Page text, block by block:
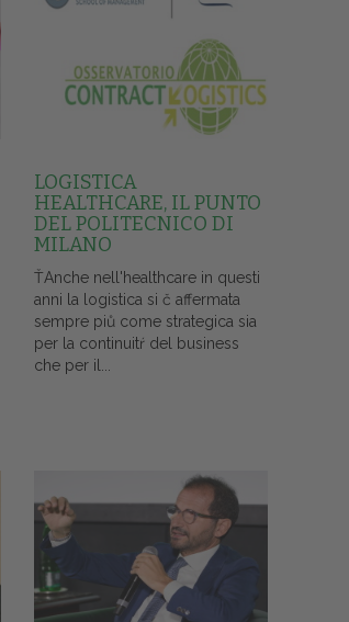
LOGISTICA
HEALTHCARE, IL PUNTO
DEL POLITECNICO DI
MILANO
ŤAnche nell'healthcare in questi
anni la logistica si č affermata
sempre piů come strategica sia
per la continuitŕ del business
che per il...